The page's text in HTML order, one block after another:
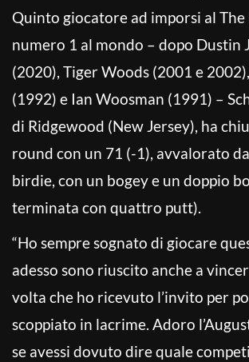
Quinto giocatore ad imporsi al The
numero 1 al mondo – dopo Dustin
(2020), Tiger Woods (2001 e
(1992) e Ian Woosman (1991) –
di Ridgewood (New Jersey), ha
round con un 71 (-1), avvalorato
birdie, con un bogey e un doppio
terminata con quattro putt).
“Ho sempre sognato di giocare
adesso sono riuscito anche a
volta che ho ricevuto l’invito per
scoppiato in lacrime. Adoro
se avessi dovuto dire quale